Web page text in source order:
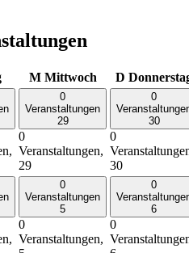
M Mittwoch D
0
Veranstaltungen
29
0
Veranstaltungen,
29
0
30
0
30
0
Veranstaltungen
5
0
Veranstaltungen,
0
6
0